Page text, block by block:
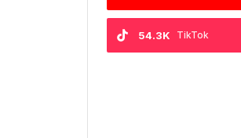
TikTok
54.3K